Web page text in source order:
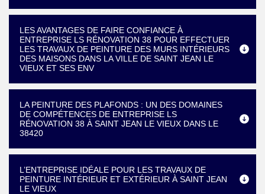
LES AVANTAGES DE FAIRE CONFIANCE À
ENTREPRISE LS RÉNOVATION 38 POUR EFFECTUER
LES TRAVAUX DE PEINTURE DES MURS INTÉRIEURS
DES MAISONS DANS LA VILLE DE SAINT JEAN LE
VIEUX ET SES ENV
LA PEINTURE DES PLAFONDS : UN DES DOMAINES
DE COMPÉTENCES DE ENTREPRISE LS
RÉNOVATION 38 À SAINT JEAN LE VIEUX DANS LE
38420
L’ENTREPRISE IDÉALE POUR LES TRAVAUX DE
PEINTURE INTÉRIEUR ET EXTÉRIEUR À SAINT JEAN
LE VIEUX